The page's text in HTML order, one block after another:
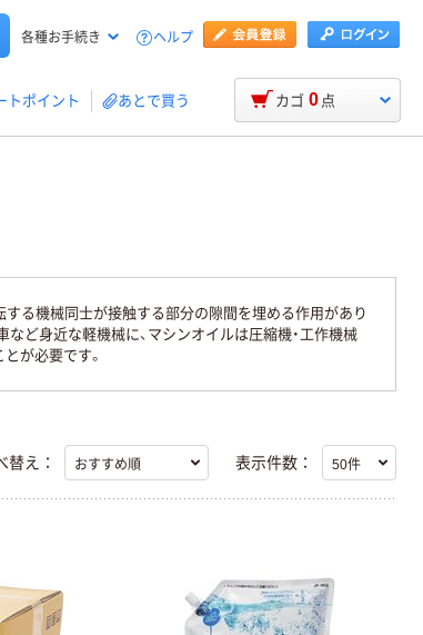
各種お手続き ヘルプ
トポイント あとで買う カゴ 0 点
する機械同士が接触する部分の隙間を埋める作用があり
ど身近な軽機械に、マシンオイルは圧縮機・工作機械
が必要です。
替え： 表示件数：